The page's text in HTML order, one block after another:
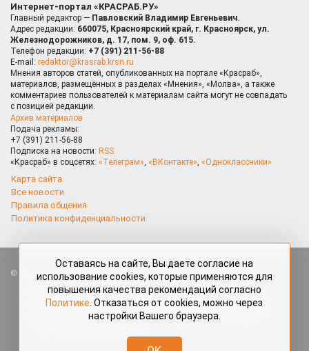
Интернет-портал «КРАСРАБ.РУ»
Главный редактор — Павловский Владимир Евгеньевич.
Адрес редакции: 660075, Красноярский край, г. Красноярск, ул.
Железнодорожников, д. 17, пом. 9, оф. 615.
Телефон редакции: +7 (391) 211-56-88
E-mail: redaktor@krasrab.krsn.ru
Мнения авторов статей, опубликованных на портале «Красраб»,
материалов, размещённых в разделах «Мнения», «Молва», а также
комментариев пользователей к материалам сайта могут не совпадать
с позицией редакции.
Архив материалов
Подача рекламы:
+7 (391) 211-56-88
Подписка на новости: RSS
«Красраб» в соцсетях: «Телеграм», «ВКонтакте», «Одноклассники»
Карта сайта
Все новости
Правила общения
Политика конфиденциальности
Все права защищены. Любые материалы, размещённые на портале
«Красраб.ру» сотрудниками редакции, нештатными авторами
и читателями, являются объектами авторского права. Полное или
частичное использование материалов, размещённых на портале
«Красраб.ру», допускается только с письменного согласия редакции
redaktor@krasrab.krsn.ru.
Оставаясь на сайте, Вы даете согласие на
использование cookies, которые применяются для
повышения качества рекомендаций согласно
Политике . Отказаться от cookies, можно через
настройки Вашего браузера.